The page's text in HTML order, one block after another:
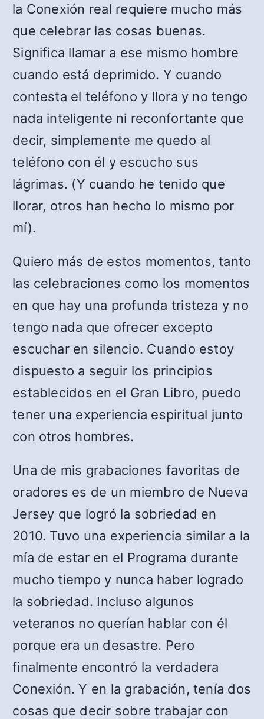
la Conexión real requiere mucho más
que celebrar las cosas buenas.
Significa llamar a ese mismo hombre
cuando está deprimido. Y cuando
contesta el teléfono y llora y no tengo
nada inteligente ni reconfortante que
decir, simplemente me quedo al
teléfono con él y escucho sus
lágrimas. (Y cuando he tenido que
llorar, otros han hecho lo mismo por
mí).
Quiero más de estos momentos, tanto
las celebraciones como los momentos
en que hay una profunda tristeza y no
tengo nada que ofrecer excepto
escuchar en silencio. Cuando estoy
dispuesto a seguir los principios
establecidos en el Gran Libro, puedo
tener una experiencia espiritual junto
con otros hombres.
Una de mis grabaciones favoritas de
oradores es de un miembro de Nueva
Jersey que logró la sobriedad en
2010. Tuvo una experiencia similar a la
mía de estar en el Programa durante
mucho tiempo y nunca haber logrado
la sobriedad. Incluso algunos
veteranos no querían hablar con él
porque era un desastre. Pero
finalmente encontró la verdadera
Conexión. Y en la grabación, tenía dos
cosas que decir sobre trabajar con